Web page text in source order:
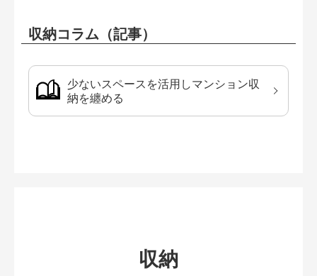
収納コラム（記事）
少ないスペースを活用しマンション収
納を纏める
収納